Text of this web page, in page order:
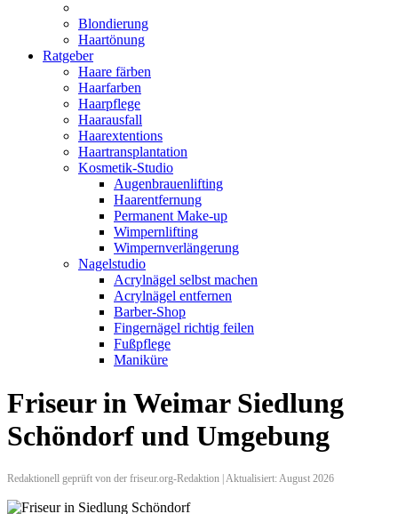
Blondierung
Haartönung
Ratgeber
Haare färben
Haarfarben
Haarpflege
Haarausfall
Haarextentions
Haartransplantation
Kosmetik-Studio
Augenbrauenlifting
Haarentfernung
Permanent Make-up
Wimpernlifting
Wimpernverlängerung
Nagelstudio
Acrylnägel selbst machen
Acrylnägel entfernen
Barber-Shop
Fingernägel richtig feilen
Fußpflege
Maniküre
Friseur in Weimar Siedlung
Schöndorf und Umgebung
Redaktionell geprüft von der friseur.org-Redaktion | Aktualisiert: August 2026